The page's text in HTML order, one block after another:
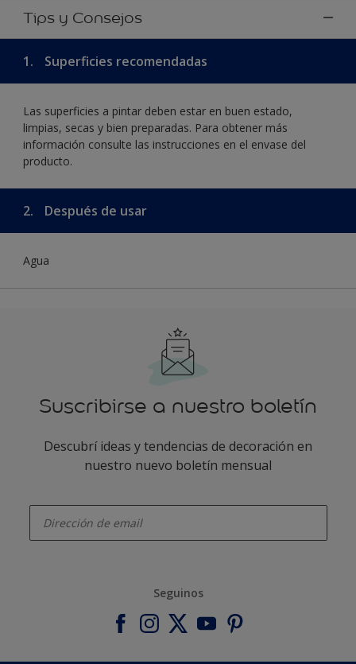
Tips y Consejos
1. Superficies recomendadas
Las superficies a pintar deben estar en buen estado,
limpias, secas y bien preparadas. Para obtener más
información consulte las instrucciones en el envase del
producto.
2. Después de usar
Agua
Suscribirse a nuestro boletín
Descubrí ideas y tendencias de decoración en
nuestro nuevo boletín mensual
Seguinos